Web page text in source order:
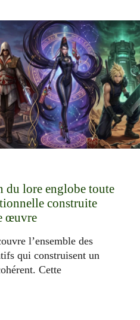
du lore englobe toute
construite
œuvre
l’ensemble des
qui construisent un
Cette